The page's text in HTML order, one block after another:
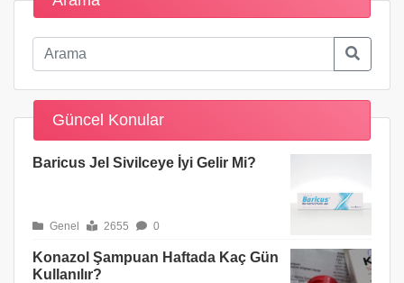
Güncel Konular
Baricus Jel Sivilceye İyi Gelir Mi?
Genel 2655 0
Konazol Şampuan Haftada Kaç Gün
Kullanılır?